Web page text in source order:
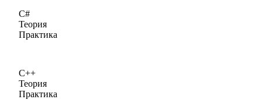
C#
Теория
Практика
C++
Теория
Практика